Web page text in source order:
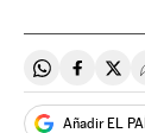
Compartir
Añadir EL